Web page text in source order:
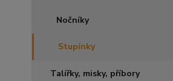
Nočníky
Stupínky
Talířky, misky, příbory